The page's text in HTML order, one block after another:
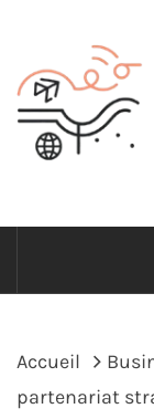
contenu
Accueil
partenariat